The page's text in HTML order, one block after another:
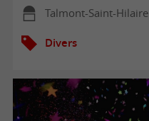
Talmont-Saint-Hilaire
Divers